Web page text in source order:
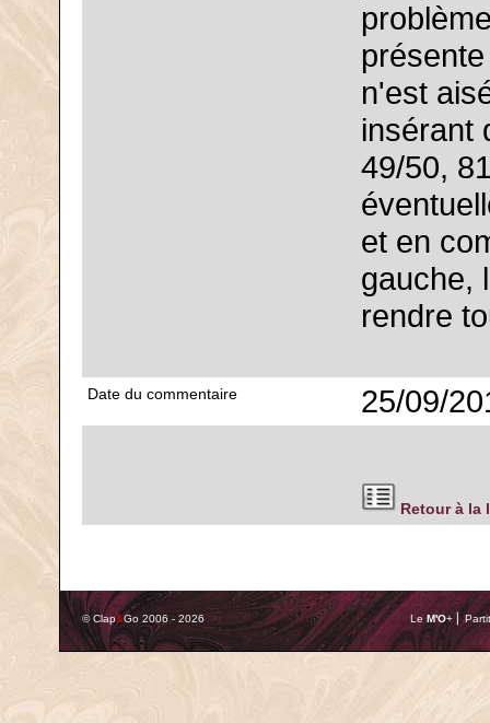
n'est
insérant
49/50,
et en
gauche,
rendre
Date du commentaire 25/09/
Retour à la
© Clap&Go 2006 - 2026 Le M'O+ ⎢